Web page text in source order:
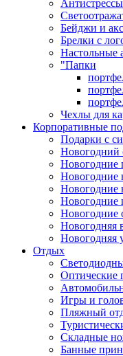
Антистрессы
Бейджи и
Брелки с
Настольные
"Папки
Чехлы для
Корпоративные
Подарки с
Новогодний
Новогодние
Новогодние
Новогодние
Новогодние
Новогодние
Новогодняя
Новогодняя
Отдых
Оптические
Игры и
Пляжный
Складные
Банные